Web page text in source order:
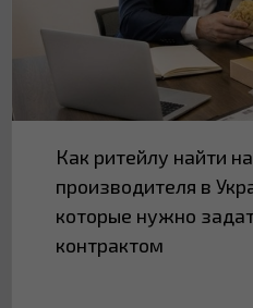
Как ритейлу найти
производителя в
которые нужно
контрактом